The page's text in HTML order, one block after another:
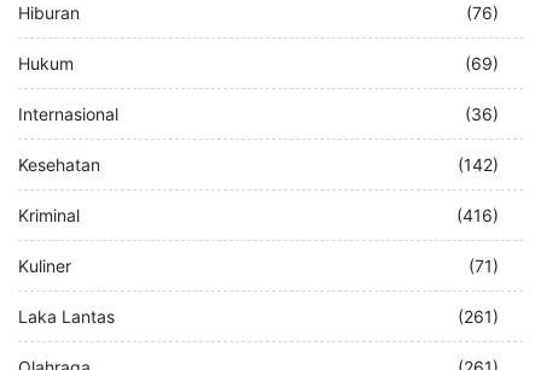
Hiburan (76)
Hukum (69)
Internasional (36)
Kesehatan (142)
Kriminal (416)
Kuliner (71)
Laka Lantas (261)